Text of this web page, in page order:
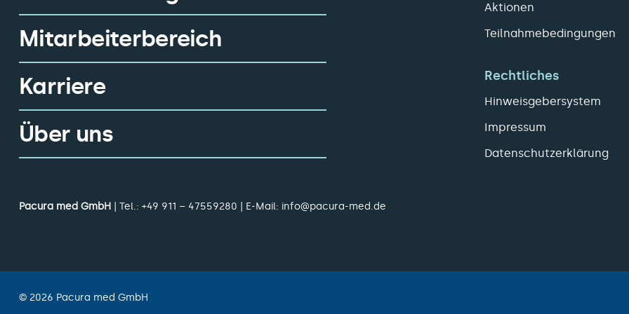
Mitarbeiterbereich
Karriere
Über uns
Aktionen
Teilnahmebedingungen
Rechtliches
Hinweisgebersystem
Impressum
Datenschutzerklärung
Pacura med GmbH | Tel.: +49 911 – 47559280 | E-Mail: info@pacura-med.de
© 2026 Pacura med GmbH